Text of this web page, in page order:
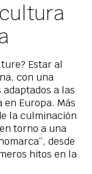
Estar al
con una
a las
Europa. Más
la culminación
torno a una
desde
hitos en la